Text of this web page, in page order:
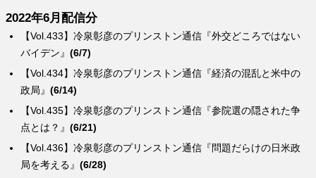
2022年6月配信分
【Vol.436】冷泉彰彦のプリンストン通信『問題だらけの日米政
局を考える』(6/28)
【Vol.435】冷泉彰彦のプリンストン通信『参院選の隠された争
点とは？』(6/21)
【Vol.434】冷泉彰彦のプリンストン通信『経済の混乱と米中の
政局』(6/14)
【Vol.433】冷泉彰彦のプリンストン通信『外交どころではない
バイデン』(6/7)